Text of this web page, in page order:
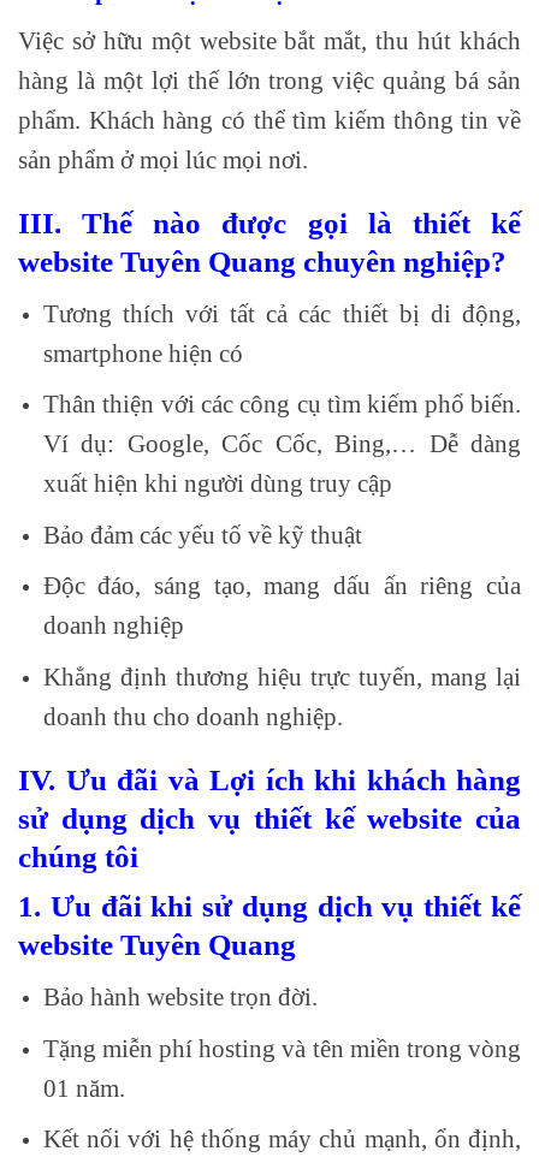
Việc sở hữu một website bắt mắt, thu hút khách
hàng là một lợi thế lớn trong việc quảng bá sản
phẩm. Khách hàng có thể tìm kiếm thông tin về
sản phẩm ở mọi lúc mọi nơi.
III. Thế nào được gọi là thiết kế
website Tuyên Quang chuyên nghiệp?
Tương thích với tất cả các thiết bị di động,
smartphone hiện có
Thân thiện với các công cụ tìm kiếm phổ biến.
Ví dụ: Google, Cốc Cốc, Bing,… Dễ dàng
xuất hiện khi người dùng truy cập
Bảo đảm các yếu tố về kỹ thuật
Độc đáo, sáng tạo, mang dấu ấn riêng của
doanh nghiệp
Khẳng định thương hiệu trực tuyến, mang lại
doanh thu cho doanh nghiệp.
IV. Ưu đãi và Lợi ích khi khách hàng
sử dụng dịch vụ thiết kế website của
chúng tôi
1. Ưu đãi khi sử dụng dịch vụ thiết kế
website Tuyên Quang
Bảo hành website trọn đời.
Tặng miễn phí hosting và tên miền trong vòng
01 năm.
Kết nối với hệ thống máy chủ mạnh, ổn định,